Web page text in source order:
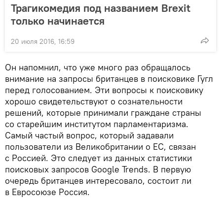
Трагикомедия под названием Brexit
только начинается
20 июля 2016, 16:59
Он напомнил, что уже много раз обращалось
внимание на запросы британцев в поисковике Гугл
перед голосованием. Эти вопросы к поисковику
хорошо свидетельствуют о сознательности
решений, которые принимали граждане страны
со старейшим институтом парламентаризма.
Самый частый вопрос, который задавали
пользователи из Великобритании о ЕС, связан
с Россией. Это следует из данных статистики
поисковых запросов Google Trends. В первую
очередь британцев интересовало, состоит ли
в Евросоюзе Россия.